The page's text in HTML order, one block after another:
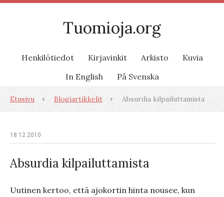
Tuomioja.org
Henkilötiedot Kirjavinkit Arkisto
Kuvia
In English
På Svenska
Etusivu Blogiartikkelit Absurdia kilpailuttamista
18.12.2010
Absurdia kilpailuttamista
Uutinen kertoo, että ajokortin hinta nousee, kun